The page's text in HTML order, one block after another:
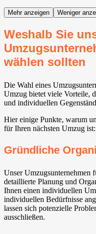
Mehr anzeigen Weniger
Weshalb Sie
wählen sollten
Die Wahl eines
Umzug bietet viele Vorteile,
und individuellen
Hier einige Punkte, warum
für Ihren nächsten Umzug ist:
Gründliche
Unser Umzugsunternehmen
detaillierte Planung und
Ihnen einen individuellen
individuellen Bedürfnisse
lassen sich potenzielle
ausschließen.